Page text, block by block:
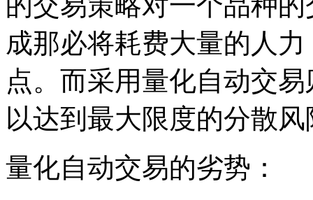
成那必将耗费大量的人
点。而采用量化自动交
以达到最大限度的分散风
量化自动交易的劣势：